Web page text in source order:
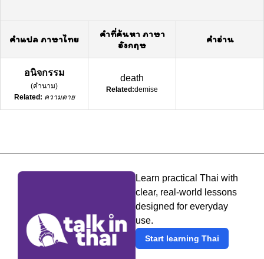
คำแปล ภาษาไทย
คำที่ค้นหา ภาษา
อังกฤษ
คำอ่าน
อนิจกรรม
(คำนาม)
Related: ความตาย
death
Related:demise
Learn practical Thai with
clear, real-world lessons
designed for everyday
use.
Start learning Thai